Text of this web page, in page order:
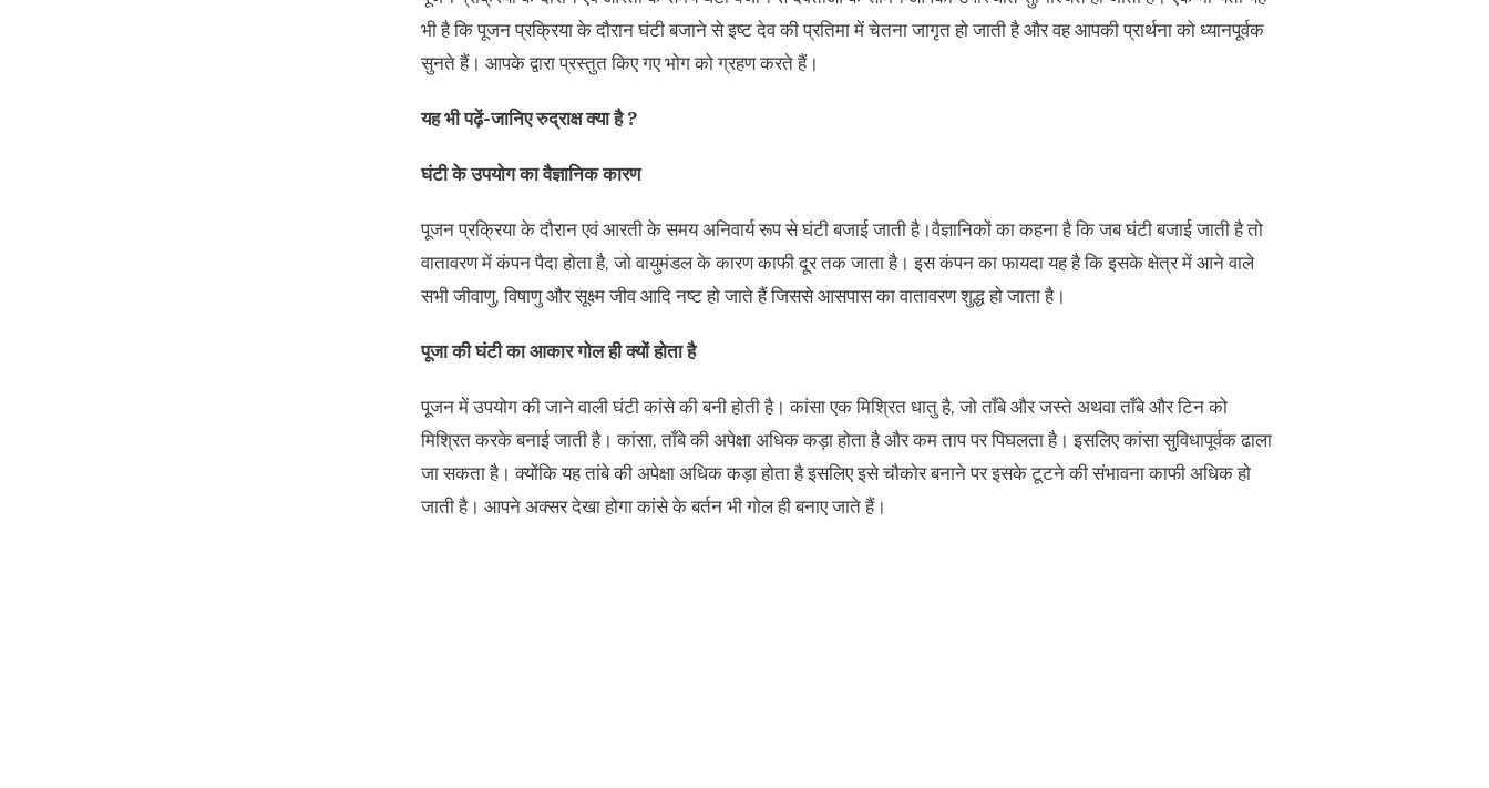
भी है कि पूजन प्रक्रिया के दौरान घंटी बजाने से इष्ट देव की प्रतिमा में चेतना जागृत हो जाती है और वह आपकी प्रार्थना को ध्यानपूर्वक
सुनते हैं। आपके द्वारा प्रस्तुत किए गए भोग को ग्रहण करते हैं।
यह भी पढ़ें-जानिए रुद्राक्ष क्या है ?
घंटी के उपयोग का वैज्ञानिक कारण
पूजन प्रक्रिया के दौरान एवं आरती के समय अनिवार्य रूप से घंटी बजाई जाती है।वैज्ञानिकों का कहना है कि जब घंटी बजाई जाती है तो
वातावरण में कंपन पैदा होता है, जो वायुमंडल के कारण काफी दूर तक जाता है। इस कंपन का फायदा यह है कि इसके क्षेत्र में आने वाले
सभी जीवाणु, विषाणु और सूक्ष्म जीव आदि नष्ट हो जाते हैं जिससे आसपास का वातावरण शुद्ध हो जाता है।
पूजा की घंटी का आकार गोल ही क्यों होता है
पूजन में उपयोग की जाने वाली घंटी कांसे की बनी होती है। कांसा एक मिश्रित धातु है, जो ताँबे और जस्ते अथवा ताँबे और टिन को
मिश्रित करके बनाई जाती है। कांसा, ताँबे की अपेक्षा अधिक कड़ा होता है और कम ताप पर पिघलता है। इसलिए कांसा सुविधापूर्वक ढाला
जा सकता है। क्योंकि यह तांबे की अपेक्षा अधिक कड़ा होता है इसलिए इसे चौकोर बनाने पर इसके टूटने की संभावना काफी अधिक हो
जाती है। आपने अक्सर देखा होगा कांसे के बर्तन भी गोल ही बनाए जाते हैं।